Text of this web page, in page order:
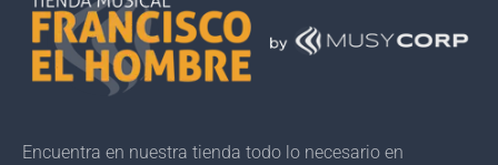
Encuentra en nuestra tienda todo lo necesario en